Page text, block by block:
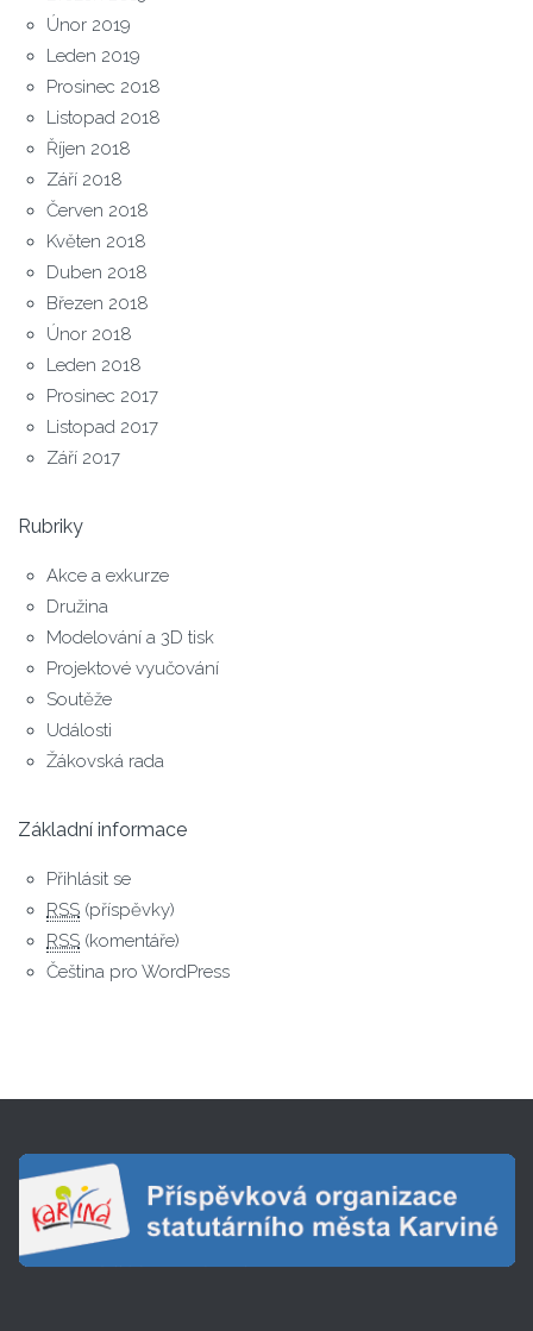
Únor 2019
Leden 2019
Prosinec 2018
Listopad 2018
Říjen 2018
Září 2018
Červen 2018
Květen 2018
Duben 2018
Březen 2018
Únor 2018
Leden 2018
Prosinec 2017
Listopad 2017
Září 2017
Rubriky
Akce a exkurze
Družina
Modelování a 3D tisk
Projektové vyučování
Soutěže
Události
Žákovská rada
Základní informace
Přihlásit se
RSS (příspěvky)
RSS (komentáře)
Čeština pro WordPress